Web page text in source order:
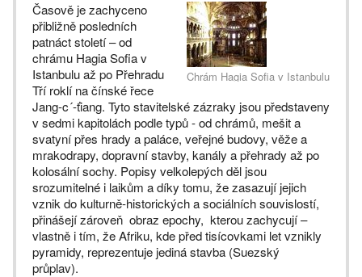
Chrám Hagia Sofia v Istanbulu
Časově je zachyceno
přibližně posledních
patnáct století – od
chrámu Hagia Sofia v
Istanbulu až po Přehradu
Tří roklí na čínské řece
Jang-c´-ťiang. Tyto stavitelské zázraky jsou představeny
v sedmi kapitolách podle typů - od chrámů, mešit a
svatyní přes hrady a paláce, veřejné budovy, věže a
mrakodrapy, dopravní stavby, kanály a přehrady až po
kolosální sochy. Popisy velkolepých děl jsou
srozumitelné i laikům a díky tomu, že zasazují jejich
vznik do kulturně-historických a sociálních souvislostí,
přinášejí zároveň obraz epochy, kterou zachycují –
vlastně i tím, že Afriku, kde před tisícovkami let vznikly
pyramidy, reprezentuje jediná stavba (Suezský
průplav).